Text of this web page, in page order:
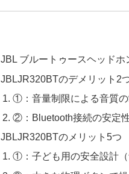
JBL ブルートゥースヘッド
JBLJR320BTのデメリット2
①：音量制限による音質
②：Bluetooth接続の安定
JBLJR320BTのメリット5つ
①：子ども用の安全設計（